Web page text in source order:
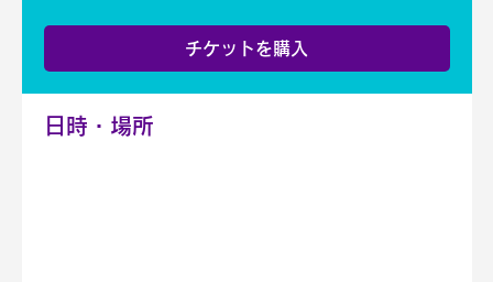
チケットを購入
日時・場所